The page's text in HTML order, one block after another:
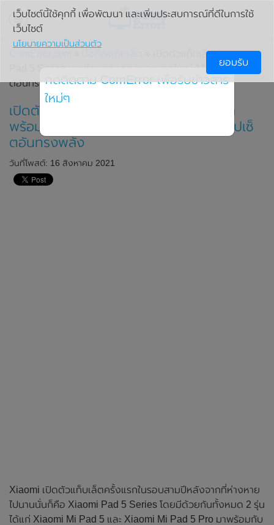
» เปิดตัวแท็บเล็ต Xiaomi
Pad 5 Series มาพร้อมจอแสดงผลขนาดใหญ่ 11 นิ้ว และชิปเซ็
ตอันทรงพลัง
เปิดตัวแท็บเล็ต Xiaomi Pad 5 Series มา
พร้อมจอแสดงผลขนาดใหญ่ 11 นิ้ว และชิปเซ็
ตอันทรงพลัง
วันที่โพสต์: 16 สิงหาคม 2021
Xiaomi เปิดตัวแท็บเล็ตครั้งแรกในรอบสามปีหลังจากที่ห่างหาย
ไปนานนั่นก็คือ Xiaomi Pad 5 Series โดยมีด้วยกันทั้งหมด 2 รุ่น
ได้แก่ Xiaomi Mi Pad 5 และ Xiaomi Mi Pad 5 Pro มาพร้อมกับ
เว็บไซต์นี้ใช้คุกกี้ เพื่อพัฒนา และเพิ่มประสบการณ์ที่ดีในการใช้
เว็บไซต์
นโยบายความเป็นส่วนตัว
ยอมรับ
กดติดตาม ComError เพื่อรับข่าวสาร
ใหม่ๆ